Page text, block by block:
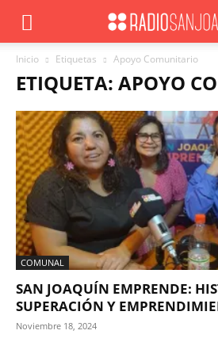
Inicio Etiquetas Apoyo Comunitario
ETIQUETA: APOYO
COMUNAL
SAN JOAQUÍN EMPRENDE:
SUPERACIÓN Y
Noviembre 18, 2024